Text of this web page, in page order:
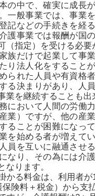
の中で、確実に成長
一般事業では、事業
記などの手続きを経
護事業では報酬が国
（指定）を受ける必要
族だけで起業して事
り法人化をすること
られた人員や有資格
る決まりがあり、人
業を継続することも出
において人間の労働
業）ですが、他の産
ることが困難になっ
を始める者が増えて
員を互いに融通させ
なり、その為には介
なります。
かる料金は、利用者
険料＋税金）から支